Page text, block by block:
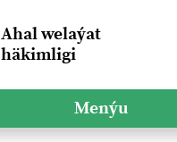
Ahal welaýat
häkimligi
Menýu